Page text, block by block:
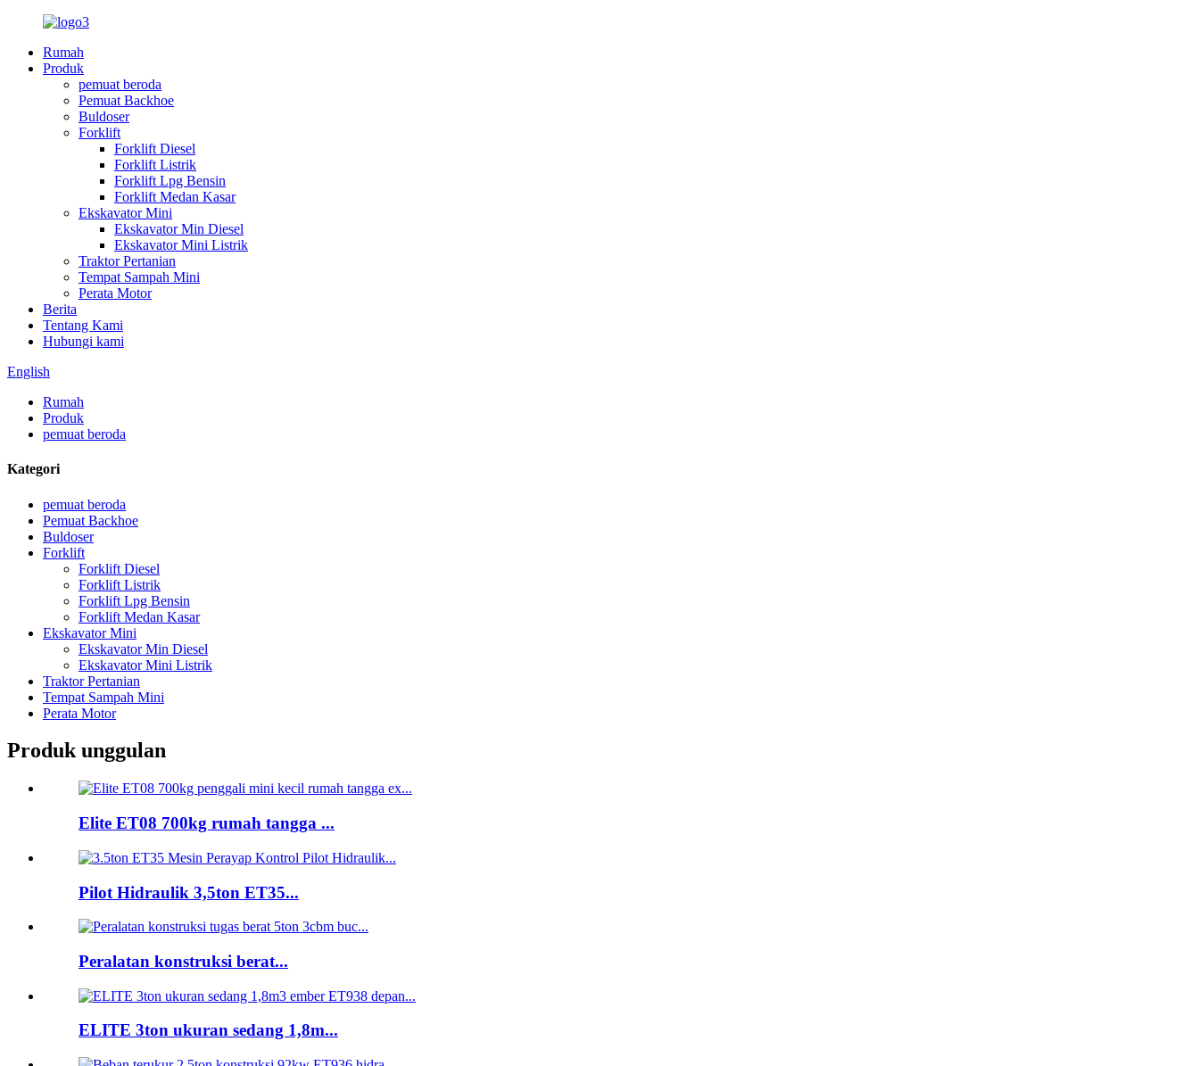
Rumah
Produk
pemuat beroda
Pemuat Backhoe
Buldoser
Forklift
Forklift Diesel
Forklift Listrik
Forklift Lpg Bensin
Forklift Medan Kasar
Ekskavator Mini
Ekskavator Min Diesel
Ekskavator Mini Listrik
Traktor Pertanian
Tempat Sampah Mini
Perata Motor
Berita
Tentang Kami
Hubungi kami
English
Rumah
Produk
pemuat beroda
Kategori
pemuat beroda
Pemuat Backhoe
Buldoser
Forklift
Forklift Diesel
Forklift Listrik
Forklift Lpg Bensin
Forklift Medan Kasar
Ekskavator Mini
Ekskavator Min Diesel
Ekskavator Mini Listrik
Traktor Pertanian
Tempat Sampah Mini
Perata Motor
Produk unggulan
Elite ET08 700kg rumah tangga ...
Pilot Hidraulik 3,5ton ET35...
Peralatan konstruksi berat...
ELITE 3ton ukuran sedang 1,8m...